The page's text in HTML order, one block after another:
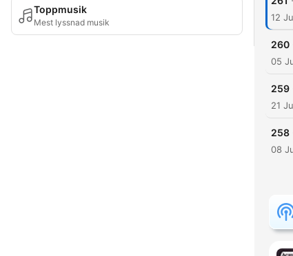
Toppmusik
Mest lyssnad musik 12
260
05
259
21
258
08